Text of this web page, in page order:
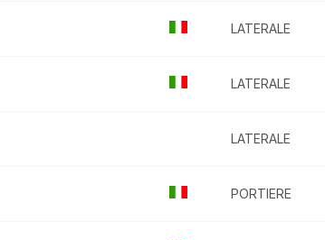
LATERALE
LATERALE
LATERALE
PORTIERE